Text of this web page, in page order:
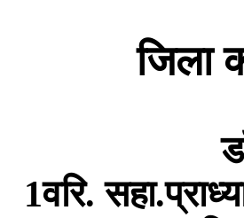
जिला
1वरि.सहा.